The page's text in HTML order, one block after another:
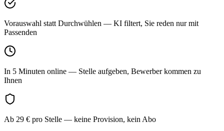
Vorauswahl statt Durchwühlen — KI filtert, Sie reden nur mit
Passenden
In 5 Minuten online — Stelle aufgeben, Bewerber kommen zu
Ihnen
Ab 29 € pro Stelle — keine Provision, kein Abo